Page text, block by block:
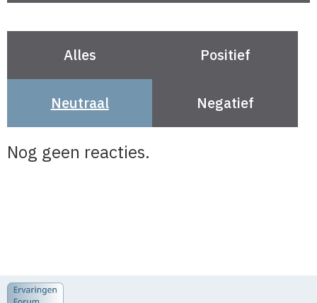
Alles Positief
Neutraal Negatief
Nog geen reacties.